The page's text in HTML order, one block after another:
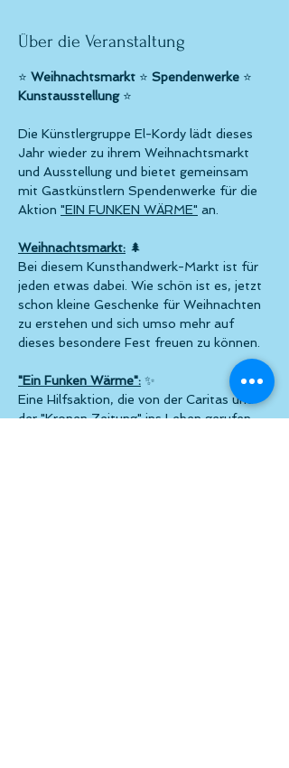
Über die Veranstaltung
⭐ Weihnachtsmarkt ⭐ Spendenwerke ⭐
Kunstausstellung ⭐
Die Künstlergruppe El-Kordy lädt dieses
Jahr wieder zu ihrem Weihnachtsmarkt
und Ausstellung und bietet gemeinsam
mit Gastkünstlern Spendenwerke für die
Aktion "EIN FUNKEN WÄRME" an.
Weihnachtsmarkt: 🌲
Bei diesem Kunsthandwerk-Markt ist für
jeden etwas dabei. Wie schön ist es, jetzt
schon kleine Geschenke für Weihnachten
zu erstehen und sich umso mehr auf
dieses besondere Fest freuen zu können.
"Ein Funken Wärme": ✨
Eine Hilfsaktion, die von der Caritas und
der "Kronen Zeitung" ins Leben gerufen